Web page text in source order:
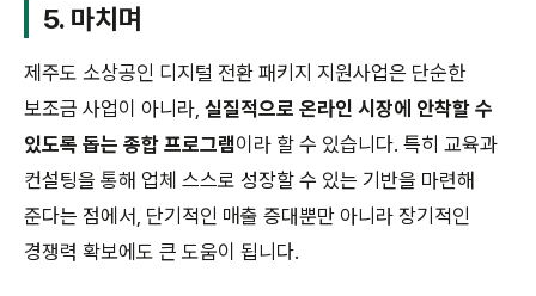
5. 마치며
제주도 소상공인 디지털 전환 패키지 지원사업은 단순한
보조금 사업이 아니라, 실질적으로 온라인 시장에 안착할 수
있도록 돕는 종합 프로그램이라 할 수 있습니다. 특히 교육과
컨설팅을 통해 업체 스스로 성장할 수 있는 기반을 마련해
준다는 점에서, 단기적인 매출 증대뿐만 아니라 장기적인
경쟁력 확보에도 큰 도움이 됩니다.